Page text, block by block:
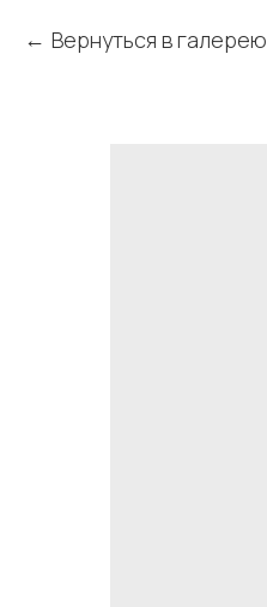
Вернуться в галерею